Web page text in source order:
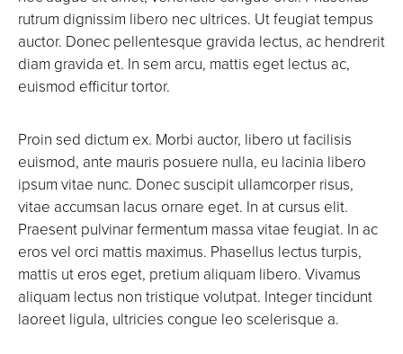
rutrum dignissim libero nec ultrices. Ut feugiat tempus
auctor. Donec pellentesque gravida lectus, ac hendrerit
diam gravida et. In sem arcu, mattis eget lectus ac,
euismod efficitur tortor.
Proin sed dictum ex. Morbi auctor, libero ut facilisis
euismod, ante mauris posuere nulla, eu lacinia libero
ipsum vitae nunc. Donec suscipit ullamcorper risus,
vitae accumsan lacus ornare eget. In at cursus elit.
Praesent pulvinar fermentum massa vitae feugiat. In ac
eros vel orci mattis maximus. Phasellus lectus turpis,
mattis ut eros eget, pretium aliquam libero. Vivamus
aliquam lectus non tristique volutpat. Integer tincidunt
laoreet ligula, ultricies congue leo scelerisque a.